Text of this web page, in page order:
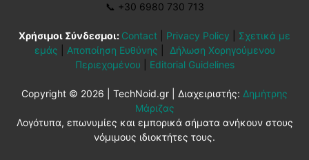
📞 +30 6980 730 713
Χρήσιμοι Σύνδεσμοι: Contact Privacy Policy
Σχετικά με
εμάς
Αποποίηση Ευθύνης
Δήλωση Χορηγούμενου
Περιεχομένου
Editorial Guidelines
Copyright © 2026 | TechNoid.gr | Διαχειριστής: Δημήτρης
Μάριζας
Λογότυπα, επωνυμίες και εμπορικά σήματα ανήκουν στους
νόμιμους ιδιοκτήτες τους.